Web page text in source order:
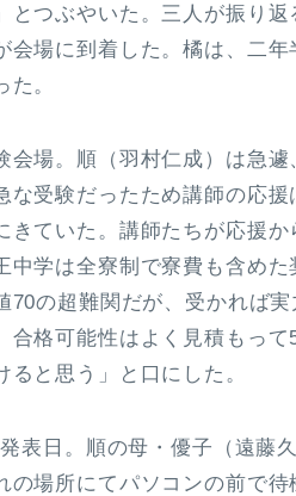
とつぶやいた。三人が振り
会場に到着した。橘は、二
。
会場。順（羽村仁成）は急
な受験だったため講師の応
きていた。講師たちが応援
中学は全寮制で寮費も含め
70の超難関だが、受かれば
合格可能性はよく見積もっ
と思う」と口にした。
表日。順の母・優子（遠藤
の場所にてパソコンの前で